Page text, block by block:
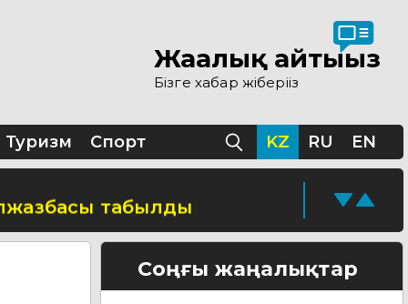
Жаңалық айтыңыз
Бізге хабар жіберіңіз
Туризм Спорт KZ RU EN
табылды
жүріп жатырСоңғы жаңалықтар